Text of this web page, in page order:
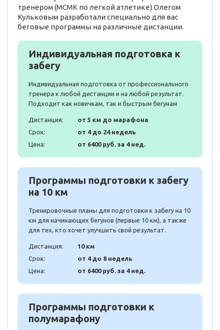
тренером (МСМК по легкой атлетике) Олегом
Кульковым разработали специально для вас
беговые программы на различные дистанции.
Индивидуальная подготовка к
забегу
Индивидуальная подготовка от профессионального
тренера к любой дистанции и на любой результат.
Подходит как новичкам, так и быстрым бегунам
Дистанция:
от 5 км до марафона
Срок:
от 4 до 24 недель
Цена:
от 6400 руб. за 4 нед.
Программы подготовки к забегу
на 10 км
Тренировочные планы для подготовки к забегу на 10
км для начинающих бегунов (первые 10 км), а также
для тех, кто хочет улучшить свой результат.
Дистанция:
10 км
Срок:
от 4 до 8 недель
Цена:
от 6400 руб. за 4 нед.
Программы подготовки к
полумарафону